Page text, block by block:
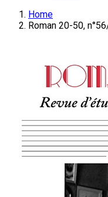
Home
Roman 20-50,